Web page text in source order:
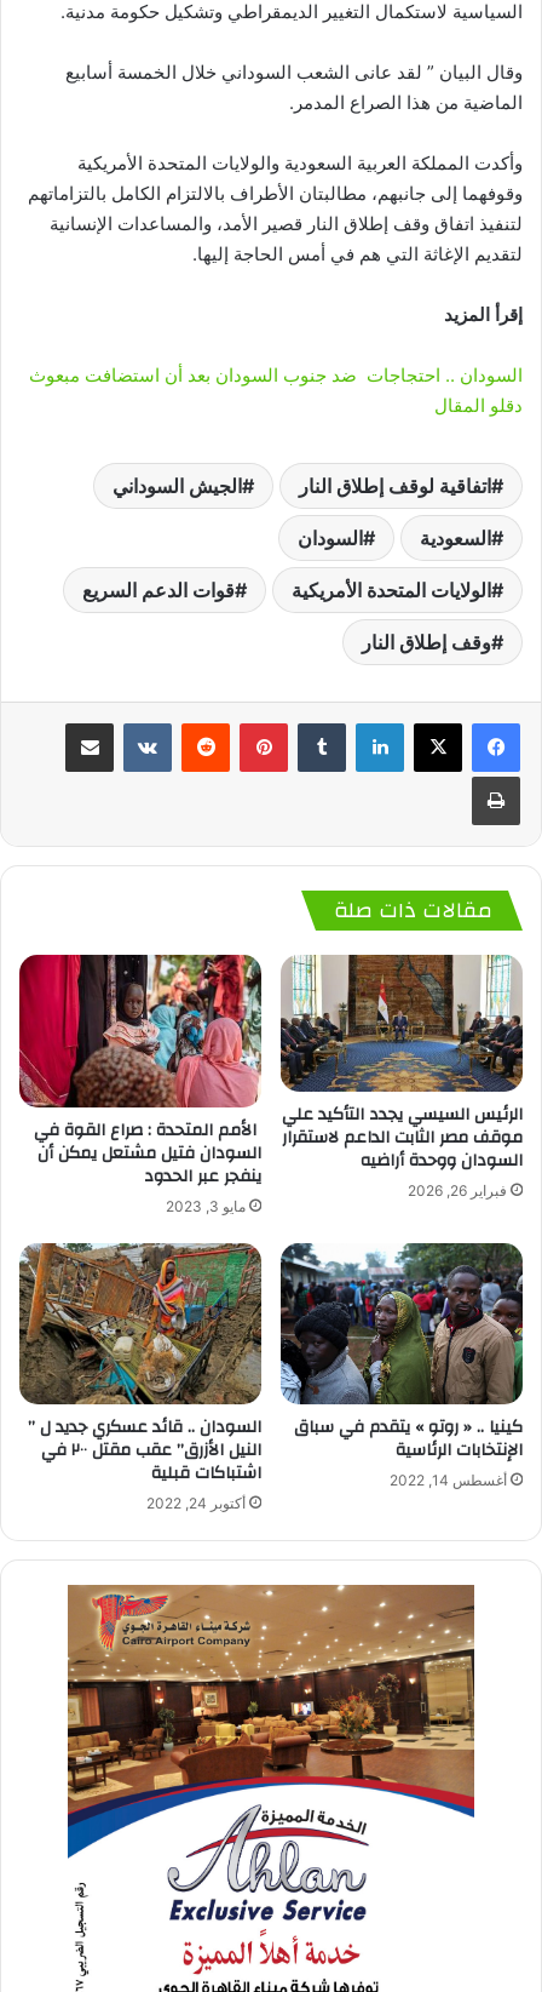
السياسية لاستكمال التغيير الديمقراطي وتشكيل حكومة مدنية.
وقال البيان ” لقد عانى الشعب السوداني خلال الخمسة أسابيع
الماضية من هذا الصراع المدمر.
وأكدت المملكة العربية السعودية والولايات المتحدة الأمريكية
وقوفهما إلى جانبهم، مطالبتان الأطراف بالالتزام الكامل بالتزاماتهم
لتنفيذ اتفاق وقف إطلاق النار قصير الأمد، والمساعدات الإنسانية
لتقديم الإغاثة التي هم في أمس الحاجة إليها.
إقرأ المزيد
السودان .. احتجاجات ضد جنوب السودان بعد أن استضافت مبعوث
دقلو المقال
اتفاقية لوقف إطلاق النار الجيش السوداني
السعودية السودان
الولايات المتحدة الأمريكية قوات الدعم السريع
وقف إطلاق النار
لينكدإن بينتيريست
مقالات ذات صلة
الرئيس السيسي يجدد التأكيد علي
موقف مصر الثابت الداعم لاستقرار
السودان ووحدة أراضيه
فبراير 26, 2026
الأمم المتحدة : صراع القوة في
السودان فتيل مشتعل يمكن أن
ينفجر عبر الحدود
مايو 3, 2023
كينيا .. « روتو » يتقدم في سباق
الإنتخابات الرئاسية
أغسطس 14, 2022
السودان .. قائد عسكري جديد ل ”
النيل الأزرق” عقب مقتل ٢٠٠ في
اشتباكات قبلية
أكتوبر 24, 2022